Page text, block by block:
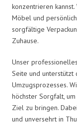
konzentrieren
Möbel und
sorgfältige
Zuhause.
Unser
Seite und unterstützt
Umzugsprozesses.
höchster Sorgfalt,
Ziel zu bringen.
und unversehrt in